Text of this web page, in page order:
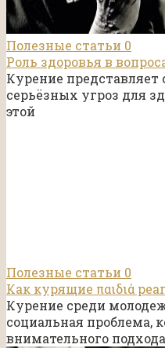
Полезные статьи 0
Роль здоровья в
Курение
серьёзных угроз для
этой
Полезные статьи 0
Как курящие παιδιά
Курение среди
социальная проблема,
внимательного